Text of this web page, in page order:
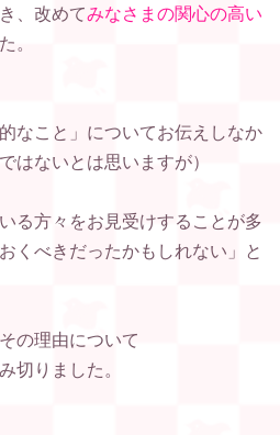
、 改めてみなさまの関心の高い
。
なこと」についてお伝えしなか
はないとは思いますが）
る方々をお見受けすることが多
くべきだったかもしれない」と
の理由について
切りました。